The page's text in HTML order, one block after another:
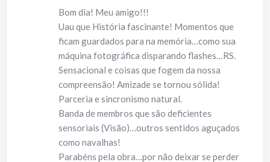
Bom dia! Meu amigo!!!
Uau que História fascinante! Momentos que
ficam guardados para na memória…como sua
máquina fotográfica disparando flashes…RS.
Sensacional e coisas que fogem da nossa
compreensão! Amizade se tornou sólida!
Parceria e sincronismo natural.
Banda de membros que são deficientes
sensoriais (Visão)…outros sentidos aguçados
como navalhas!
Parabéns pela obra…por não deixar se perder